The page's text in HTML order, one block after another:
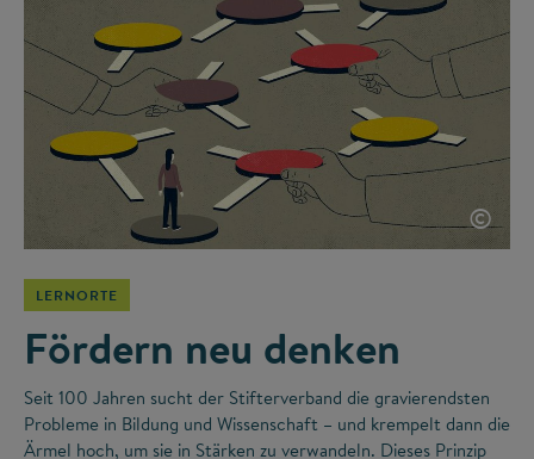
©
LERNORTE
Fördern neu denken
Seit 100 Jahren sucht der Stifterverband die gravierendsten
Probleme in Bildung und Wissenschaft – und krempelt dann die
Ärmel hoch, um sie in Stärken zu verwandeln. Dieses Prinzip